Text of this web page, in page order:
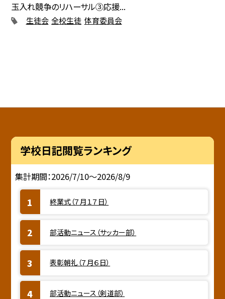
玉入れ競争のリハーサル③応援...
生徒会 全校生徒 体育委員会
学校日記閲覧ランキング
集計期間：2026/7/10～2026/8/9
終業式（７月１７日）
部活動ニュース（サッカー部）
表彰朝礼（７月６日）
部活動ニュース（剣道部）